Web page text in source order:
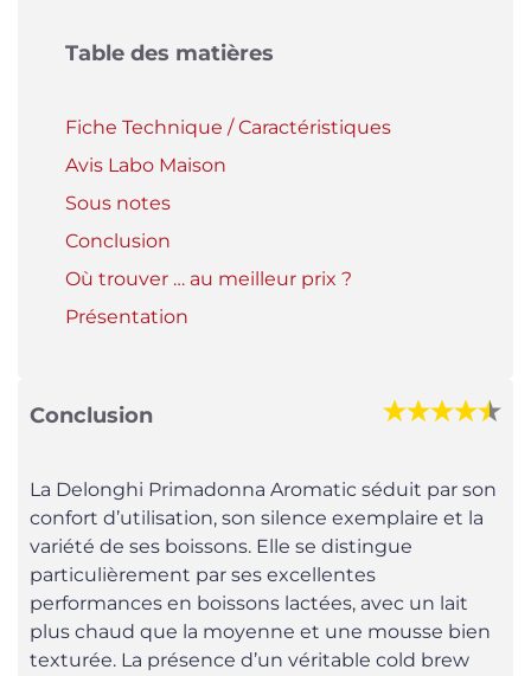
Table des matières
Fiche Technique / Caractéristiques
Avis Labo Maison
Sous notes
Conclusion
Où trouver … au meilleur prix ?
Présentation
Conclusion
La Delonghi Primadonna Aromatic séduit par son
confort d’utilisation, son silence exemplaire et la
variété de ses boissons. Elle se distingue
particulièrement par ses excellentes
performances en boissons lactées, avec un lait
plus chaud que la moyenne et une mousse bien
texturée. La présence d’un véritable cold brew